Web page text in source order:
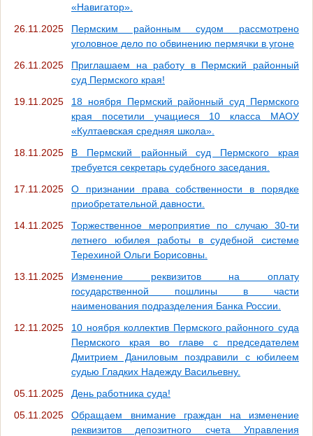
«Навигатор».
26.11.2025
Пермским районным судом рассмотрено
уголовное дело по обвинению пермячки в угоне
26.11.2025
Приглашаем на работу в Пермский районный
суд Пермского края!
19.11.2025
18 ноября Пермский районный суд Пермского
края посетили учащиеся 10 класса МАОУ
«Култаевская средняя школа».
18.11.2025
В Пермский районный суд Пермского края
требуется секретарь судебного заседания.
17.11.2025
О признании права собственности в порядке
приобретательной давности.
14.11.2025
Торжественное мероприятие по случаю 30-ти
летнего юбилея работы в судебной системе
Терехиной Ольги Борисовны.
13.11.2025
Изменение реквизитов на оплату
государственной пошлины в части
наименования подразделения Банка России.
12.11.2025
10 ноября коллектив Пермского районного суда
Пермского края во главе с председателем
Дмитрием Даниловым поздравили с юбилеем
судью Гладких Надежду Васильевну.
05.11.2025
День работника суда!
05.11.2025
Обращаем внимание граждан на изменение
реквизитов депозитного счета Управления